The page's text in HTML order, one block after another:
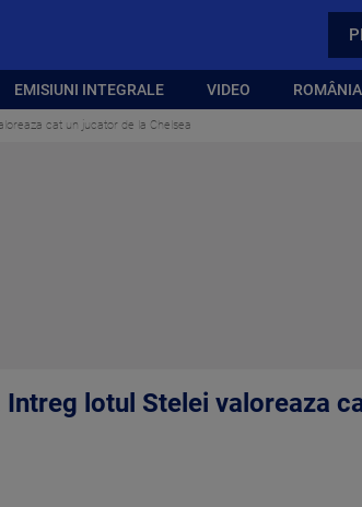
EMISIUNI INTEGRALE VIDEO
cat un jucator de la Chelsea
lotul Stelei valoreaza